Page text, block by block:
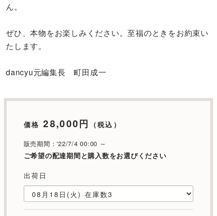
ん。
ぜひ、本物をお楽しみください。至福のときをお約束い
たします。
dancyu元編集長 町田成一
価格 28,000円 （税込）
販売期間：'22/7/4 00:00 ～
ご希望の配達期間と購入数をお選びください
出荷日